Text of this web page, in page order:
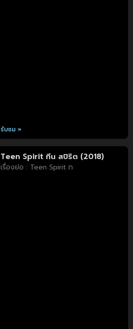
รับชม »
Teen Spirit ทีน สปิริต (2018)
เรื่องย่อ : Teen Spirit ท